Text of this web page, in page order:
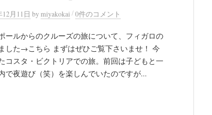
12月11日 by miyakokai /0件のコメント
ールからのクルーズの旅について、フィガロの
した→こちら まずはぜひご覧下さいませ！ 今
コスタ・ビクトリアでの旅。前回は子どもと一
で夜遊び（笑）を楽しんでいたのですが...